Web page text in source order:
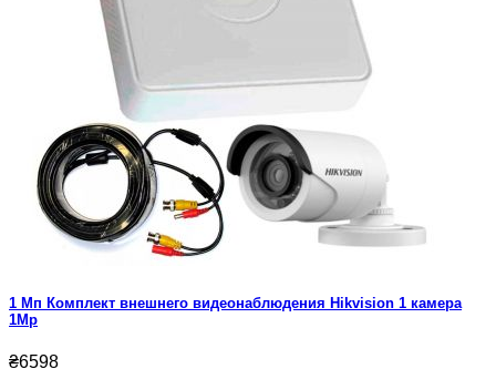
1 Мп Комплект внешнего видеонаблюдения Hikvision 1 камера
1Mp
₴6598